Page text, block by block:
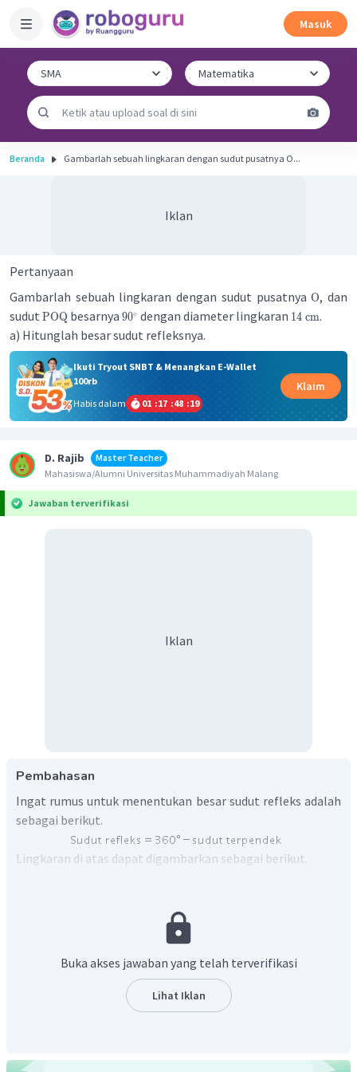
Masuk
Beranda Gambarlah sebuah lingkaran dengan sudut pusatnya O...
Iklan
Pertanyaan
Gambarlah sebuah lingkaran dengan sudut pusatnyaO, dan
sudut POQ besarnya 90∘ dengan diameter lingkaran 14 cm.
a) Hitunglah besar sudut refleksnya.
Ikuti Tryout SNBT & Menangkan E-Wallet
100rb
Habis dalam
01 :17 :48 :19
Klaim
D. Rajib
Master Teacher
Mahasiswa/Alumni Universitas Muhammadiyah Malang
Jawaban terverifikasi
Iklan
Pembahasan
Ingat rumus untuk menentukan besar sudut refleks adalah
sebagai berikut.
Lingkaran di atas dapat digambarkan sebagai berikut.
Buka akses jawaban yang telah terverifikasi
Lihat Iklan